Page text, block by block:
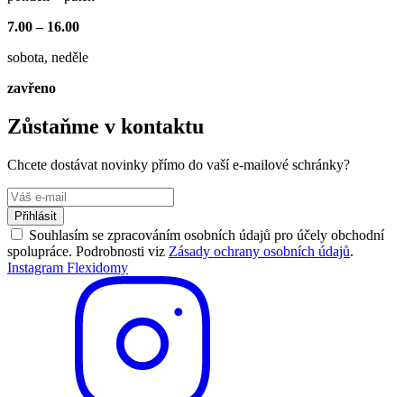
7.00 – 16.00
sobota, neděle
zavřeno
Zůstaňme v kontaktu
Chcete dostávat novinky přímo do vaší e-mailové schránky?
Přihlásit
Souhlasím se zpracováním osobních údajů pro účely obchodní
spolupráce. Podrobnosti viz Zásady ochrany osobních údajů.
Instagram Flexidomy